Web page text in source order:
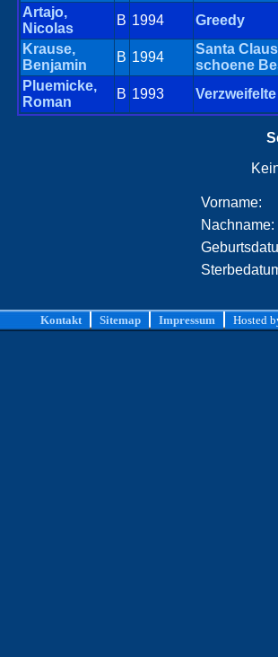
Artajo,
Nicolas
B 1994
Greedy
Krause,
Benjamin
B 1994
Santa
schoene
Pluemicke,
Roman
B 1993
Vorname:
Nachname:
Kontakt Sitemap Impressum Hosted